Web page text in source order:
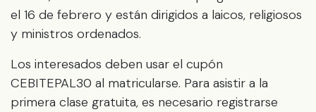
el 16 de febrero y están dirigidos a laicos, religiosos
y ministros ordenados.
Los interesados deben usar el cupón
CEBITEPAL30 al matricularse. Para asistir a la
primera clase gratuita, es necesario registrarse